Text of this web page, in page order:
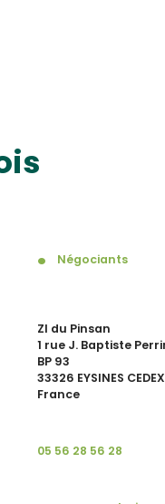
Négociants
ZI du Pinsan
1 rue J. Baptiste
BP 93
33326 EYSINES CEDEX
France
05 56 28 56 28